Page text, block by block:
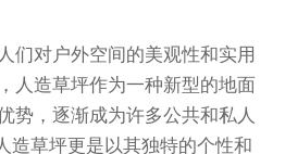
们对户外空间的美观性和实用
人造草坪作为一种新型的地面
势，逐渐成为许多公共和私人
造草坪更是以其独特的个性和